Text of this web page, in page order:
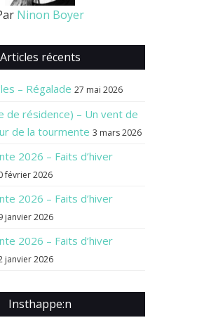
Ninon Boyer
Articles récents
– Régalade 27 mai 2026
de résidence) – Un vent de
de la tourmente 3 mars 2026
2026 – Faits d’hiver
février 2026
2026 – Faits d’hiver
janvier 2026
2026 – Faits d’hiver
janvier 2026
Insthappe:n